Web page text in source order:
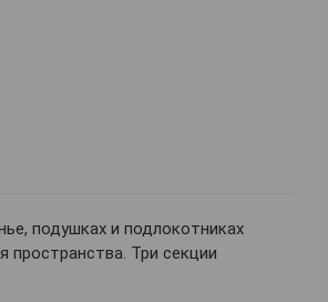
подушках и подлокотниках
пространства. Три секции